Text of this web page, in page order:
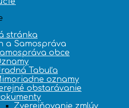
stránka
a Samospráva
obce
Tabuľa
oznamy
obstarávanie
Zverejňovanie zmlúv